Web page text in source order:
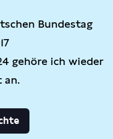
Bundestag
gehöre ich wieder
an.